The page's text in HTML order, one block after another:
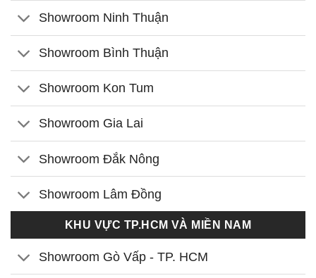
Showroom Ninh Thuận
Showroom Bình Thuận
Showroom Kon Tum
Showroom Gia Lai
Showroom Đắk Nông
Showroom Lâm Đồng
KHU VỰC TP.HCM VÀ MIỀN NAM
Showroom Gò Vấp - TP. HCM